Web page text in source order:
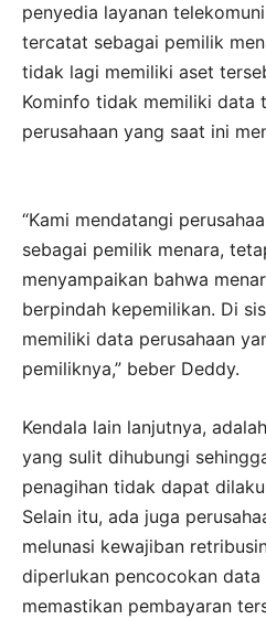
penyedia layanan
tercatat sebagai pemilik
tidak lagi memiliki aset
Kominfo tidak memiliki data
perusahaan yang saat ini
“Kami mendatangi
sebagai pemilik menara,
menyampaikan bahwa
berpindah kepemilikan. Di
memiliki data perusahaan
pemiliknya,” beber Deddy.
Kendala lain lanjutnya,
yang sulit dihubungi
penagihan tidak dapat
Selain itu, ada juga
melunasi kewajiban
diperlukan pencocokan
memastikan pembayaran